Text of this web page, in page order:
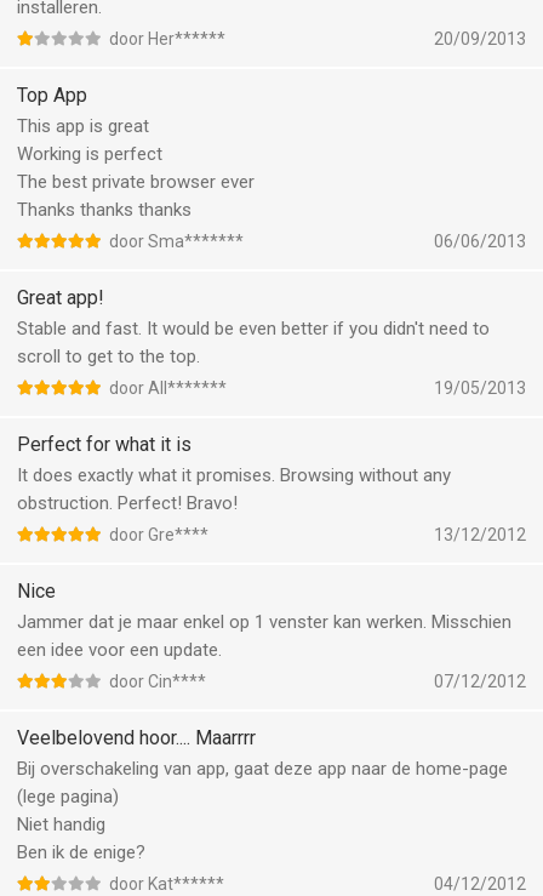
installeren.
door Her****** 20/09/2013
Top App
This app is great
Working is perfect
The best private browser ever
Thanks thanks thanks
door Sma******* 06/06/2013
Great app!
Stable and fast. It would be even better if you didn't need to
scroll to get to the top.
door All******* 19/05/2013
Perfect for what it is
It does exactly what it promises. Browsing without any
obstruction. Perfect! Bravo!
door Gre**** 13/12/2012
Nice
Jammer dat je maar enkel op 1 venster kan werken. Misschien
een idee voor een update.
door Cin**** 07/12/2012
Veelbelovend hoor.... Maarrrr
Bij overschakeling van app, gaat deze app naar de home-page
(lege pagina)
Niet handig
Ben ik de enige?
door Kat****** 04/12/2012